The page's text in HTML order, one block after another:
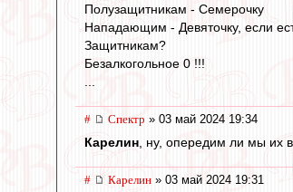
Полузащитникам - Семерочку
Нападающим - Девяточку, если
Защитникам?
Безалкогольное 0 !!!
# Спектр » 03 май 2024 19:34
Карелин , ну, опередим ли мы их
# Карелин » 03 май 2024 19:31